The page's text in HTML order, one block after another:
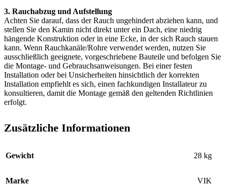
3. Rauchabzug und Aufstellung
Achten Sie darauf, dass der Rauch ungehindert abziehen kann, und
stellen Sie den Kamin nicht direkt unter ein Dach, eine niedrig
hängende Konstruktion oder in eine Ecke, in der sich Rauch stauen
kann. Wenn Rauchkanäle/Rohre verwendet werden, nutzen Sie
ausschließlich geeignete, vorgeschriebene Bauteile und befolgen Sie
die Montage- und Gebrauchsanweisungen. Bei einer festen
Installation oder bei Unsicherheiten hinsichtlich der korrekten
Installation empfiehlt es sich, einen fachkundigen Installateur zu
konsultieren, damit die Montage gemäß den geltenden Richtlinien
erfolgt.
Zusätzliche Informationen
Gewicht 28 kg
Marke VIK